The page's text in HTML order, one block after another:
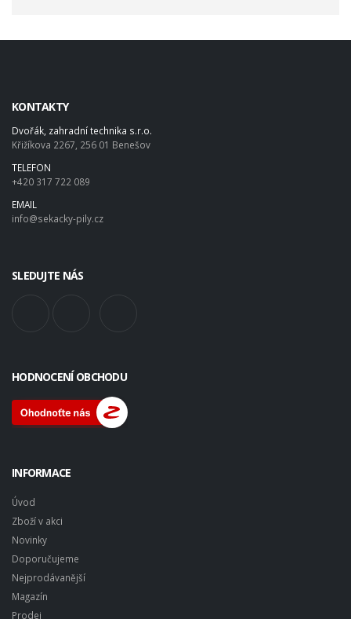
KONTAKTY
Dvořák, zahradní technika s.r.o.
Křižíkova 2267, 256 01 Benešov
TELEFON
+420 317 722 089
EMAIL
info@sekacky-pily.cz
SLEDUJTE NÁS
HODNOCENÍ OBCHODU
INFORMACE
Úvod
Zboží v akci
Novinky
Doporučujeme
Nejprodávanější
Magazín
Prodej